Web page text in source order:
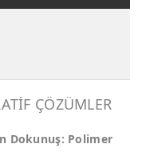
ÇÖZÜMLER
Dokunuş: Polimer